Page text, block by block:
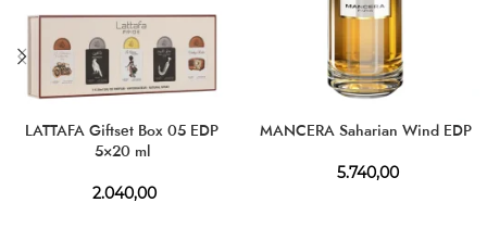
LATTAFA Giftset Box 05 EDP
5×20 ml
2.040,00
MANCERA Saharian Wind EDP
5.740,00